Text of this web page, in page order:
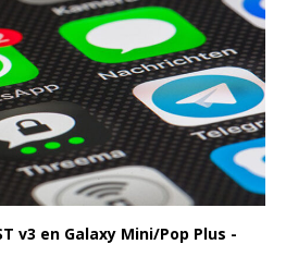
v3 en Galaxy Mini/Pop Plus -